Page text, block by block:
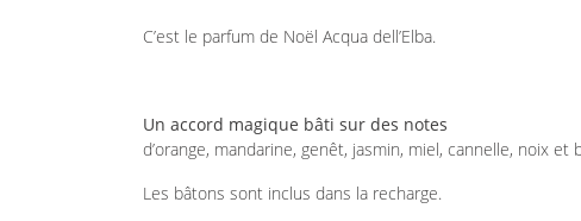
C’est le parfum de Noël Acqua dell’Elba.
Un accord magique bâti sur des notes
d’orange, mandarine, genêt, jasmin, miel, cannelle, noix
Les bâtons sont inclus dans la recharge.